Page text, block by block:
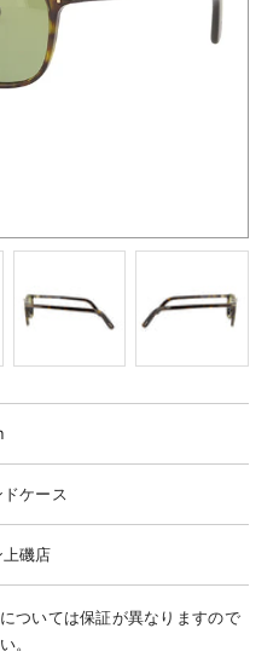
ケース
磯店
ついては保証が異なりますので
。